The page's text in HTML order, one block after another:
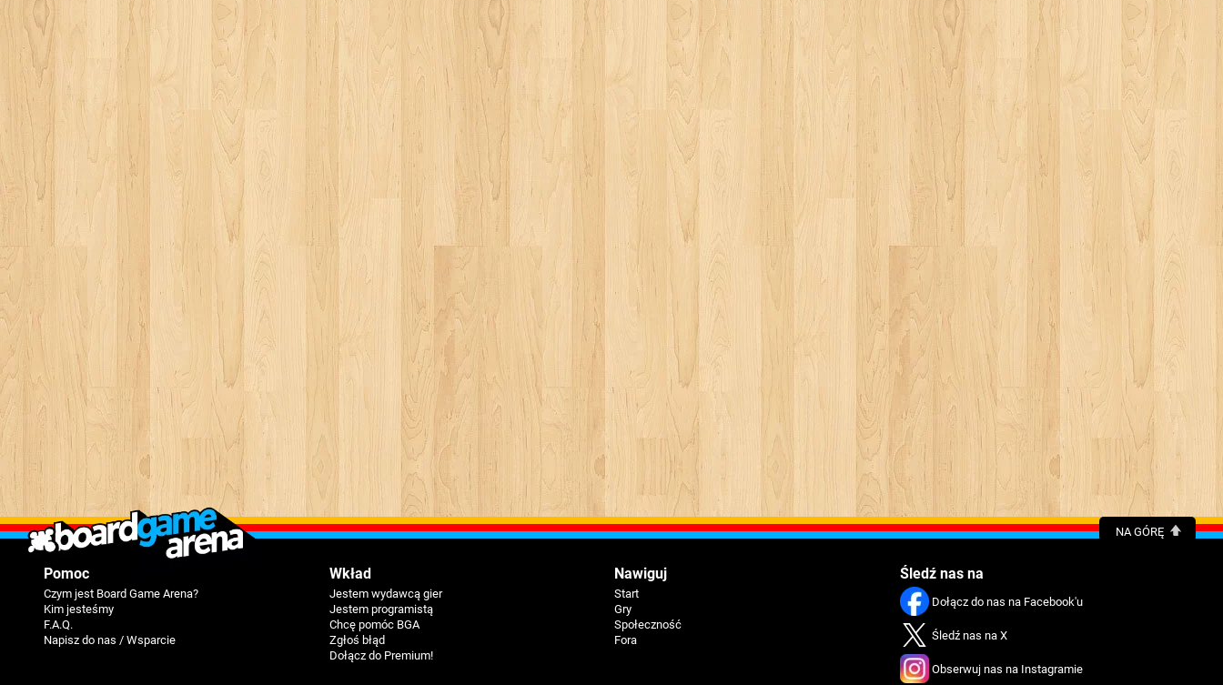
NA GÓRĘ
Pomoc
Czym jest Board Game Arena?
Kim jesteśmy
F.A.Q.
Napisz do nas / Wsparcie
Wkład
Jestem wydawcą gier
Jestem programistą
Chcę pomóc BGA
Zgłoś błąd
Dołącz do Premium!
Nawiguj
Start
Gry
Społeczność
Fora
Śledź nas na
Dołącz do nas na Facebook'u
Śledź nas na X
Obserwuj nas na Instagramie